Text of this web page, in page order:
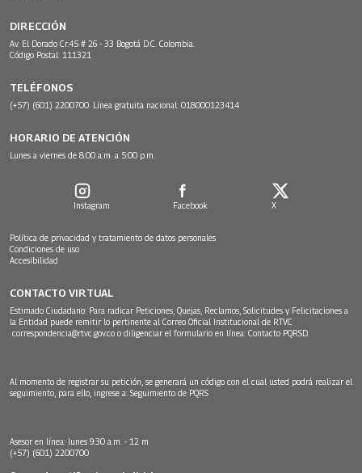
DIRECCIÓN
Av. El Dorado Cr.45 # 26 - 33 Bogotá D.C. Colombia.
Código Postal: 111321
TELÉFONOS
(+57) (601) 2200700. Línea gratuita nacional: 018000123414
HORARIO DE ATENCIÓN
Lunes a viernes de 8:00 a.m. a 5:00 p.m.
Instagram Facebook X
Política de privacidad y tratamiento de datos personales
Condiciones de uso
Accesibilidad
CONTACTO VIRTUAL
Estimado Ciudadano: Para radicar Peticiones, Quejas, Reclamos, Solicitudes y Felicitaciones a
la Entidad puede remitir lo pertinente al Correo Oficial Institucional de RTVC
correspondencia@rtvc.gov.co o diligenciar el formulario en línea: Contacto PQRSD.
Al momento de registrar su petición, se generará un código con el cual usted podrá realizar el
seguimiento, para ello, ingrese a: Seguimiento de PQRS
Asesor en línea: lunes 9:30 a.m. - 12 m
(+57) (601) 2200700